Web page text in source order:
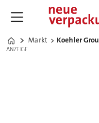
Home
Markt
ANZEIGE
ANZEIGE